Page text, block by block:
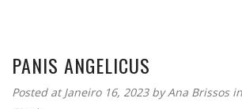
PANIS ANGELICUS
Posted at Janeiro 16, 2023 byAna Brissos in